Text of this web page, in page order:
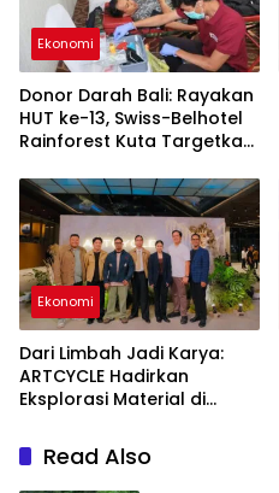
Ekonomi
Donor Darah Bali: Rayakan
HUT ke-13, Swiss-Belhotel
Rainforest Kuta Targetkan
Selamatkan Nyawa
Ekonomi
Dari Limbah Jadi Karya:
ARTCYCLE Hadirkan
Eksplorasi Material di
Read Also